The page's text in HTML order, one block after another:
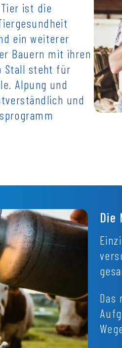
ist die
ein weiterer
Bauern mit ihren
Stall steht für
Alpung und
und
Die
Das